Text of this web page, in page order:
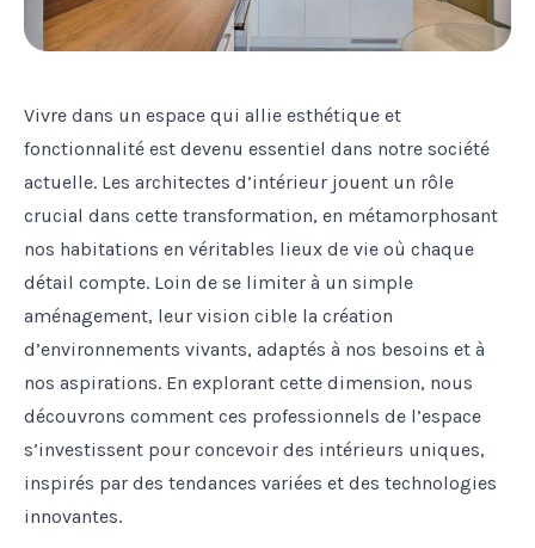
Vivre dans un espace qui allie esthétique et
fonctionnalité est devenu essentiel dans notre société
actuelle. Les architectes d’intérieur jouent un rôle
crucial dans cette transformation, en métamorphosant
nos habitations en véritables lieux de vie où chaque
détail compte. Loin de se limiter à un simple
aménagement, leur vision cible la création
d’environnements vivants, adaptés à nos besoins et à
nos aspirations. En explorant cette dimension, nous
découvrons comment ces professionnels de l’espace
s’investissent pour concevoir des intérieurs uniques,
inspirés par des tendances variées et des technologies
innovantes.